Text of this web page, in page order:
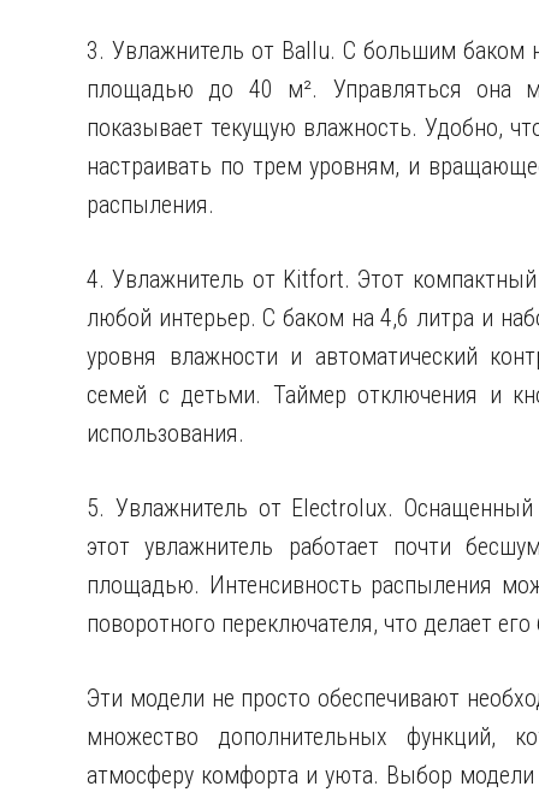
3. Увлажнитель от Ballu. С большим баком
площадью до 40 м². Управляться она
показывает текущую влажность. Удобно,
настраивать по трем уровням, и
распыления.
4. Увлажнитель от Kitfort. Этот
любой интерьер. С баком на 4,6 литра и
уровня влажности и автоматический
семей с детьми. Таймер отключения и
использования.
5. Увлажнитель от Electrolux.
этот увлажнитель работает почти
площадью. Интенсивность распыления
поворотного переключателя, что делает
Эти модели не просто обеспечивают
множество дополнительных функций,
атмосферу комфорта и уюта. Выбор